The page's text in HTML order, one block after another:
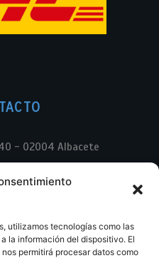
utilizamos tecnologías como las
la información del dispositivo. El
permitirá procesar datos como
40 - 02004 Albacete
875 604